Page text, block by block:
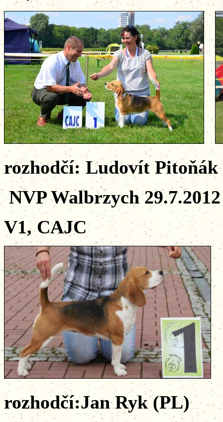
rozhodčí: Ludovít Pitoňák
NVP Walbrzych 29.7.2012
V1, CAJC
rozhodčí:Jan Ryk (PL)